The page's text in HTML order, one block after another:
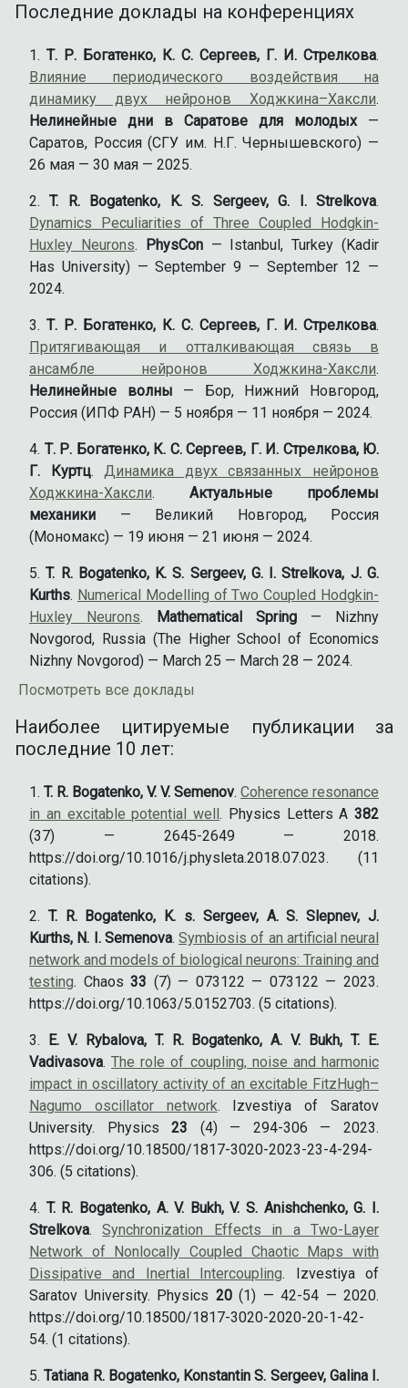
Последние доклады на конференциях
Т. Р. Богатенко, К. С. Сергеев, Г. И. Стрелкова.
Влияние периодического воздействия на
динамику двух нейронов Ходжкина–Хаксли.
Нелинейные дни в Саратове для молодых—
Саратов, Россия (СГУ им. Н.Г. Чернышевского) —
26 мая — 30 мая — 2025.
T. R. Bogatenko, K. S. Sergeev, G. I. Strelkova.
Dynamics Peculiarities of Three Coupled Hodgkin-
Huxley Neurons. PhysCon— Istanbul, Turkey (Kadir
Has University) — September 9 — September 12 —
2024.
Т. Р. Богатенко, К. С. Сергеев, Г. И. Стрелкова.
Притягивающая и отталкивающая связь в
ансамбле нейронов Ходжкина-Хаксли.
Нелинейные волны — Бор, Нижний Новгород,
Россия (ИПФ РАН) — 5 ноября — 11 ноября — 2024.
Т. Р. Богатенко, К. С. Сергеев, Г. И. Стрелкова, Ю.
Г. Куртц.Динамика двух связанных нейронов
Ходжкина-Хаксли. Актуальные проблемы
механики — Великий Новгород, Россия
(Мономакс) — 19 июня — 21 июня — 2024.
T. R. Bogatenko, K. S. Sergeev, G. I. Strelkova, J. G.
Kurths. Numerical Modelling of Two Coupled Hodgkin-
Huxley Neurons. Mathematical Spring — Nizhny
Novgorod, Russia (The Higher School of Economics
Nizhny Novgorod) — March 25 — March 28 — 2024.
Посмотреть все доклады
Наиболее цитируемые публикации за
последние 10 лет:
T. R. Bogatenko, V. V. Semenov. Coherence resonance
in an excitable potential well . Physics Letters A 382
(37) — 2645-2649 — 2018.
https://doi.org/10.1016/j.physleta.2018.07.023. (11
citations).
T. R. Bogatenko, K. s. Sergeev, A. S. Slepnev, J.
Kurths, N. I. Semenova. Symbiosis of an artificial neural
network and models of biological neurons: Training and
testing. Chaos33 (7) — 073122 — 073122 — 2023.
https://doi.org/10.1063/5.0152703. (5 citations).
E. V. Rybalova, T. R. Bogatenko, A. V. Bukh, T. E.
Vadivasova.The role of coupling, noise and harmonic
impact in oscillatory activity of an excitable FitzHugh–
Nagumo oscillator network. Izvestiya of Saratov
University. Physics23 (4) — 294-306 — 2023.
https://doi.org/10.18500/1817-3020-2023-23-4-294-
306. (5 citations).
T. R. Bogatenko, A. V. Bukh, V. S. Anishchenko, G. I.
Strelkova.Synchronization Effects in a Two-Layer
Network of Nonlocally Coupled Chaotic Maps with
Dissipative and Inertial Intercoupling. Izvestiya of
Saratov University. Physics 20(1) — 42-54 — 2020.
https://doi.org/10.18500/1817-3020-2020-20-1-42-
54. (1 citations).
Tatiana R. Bogatenko, Konstantin S. Sergeev, Galina I.